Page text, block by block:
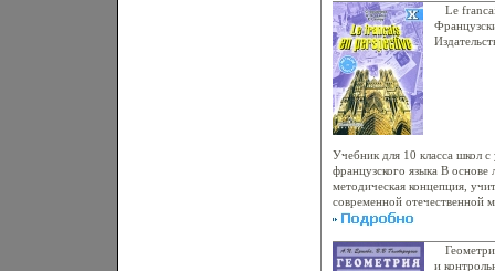
цели курса - дальнейшее
межкультурной
учащихся в учебной
немецким языком и
народам немецкоязычных
деловой письменной речи,
учащихся к использованию
достижения конкретных
формирование способности
формирование у учащихся
обсуждаемым проблемам,
мыслить, самостоятельно
корректно вести спор и
фигурой пробрююыцесса
покупатели! В настоящее
магазина имеется в наличии
Le
Учебник для 10 класса школ
французского языка В основе
методическая концепция,
современной отечественной
рекомендации Саьащеовета
стилей, обилие
функциональные
и